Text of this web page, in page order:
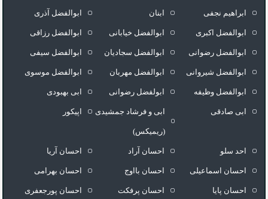
ابراهیم نجفی ابنان ابوالفضل آذری
ابوالفضل اکبری ابوالفضل خیابانی ابوالفضل رزاقی
ابوالفضل رضوانی ابوالفضل سجادیان ابوالفضل سیفی
ابوالفضل شیروانی ابوالفضل مهربان ابوالفضل موسوی
ابوالفضل وظیفه ابولفضل رضوانی ابی بهبودی
ابی صادقی ابی و فرشاد جمشیدی
(ریمیکس)
اپیکور
احد سلو احسان آراد احسان آریا
احسان اسماعیلی احسان بااوج احسان بهرامی
احسان پایا احسان پرفکت احسان پورجعفری